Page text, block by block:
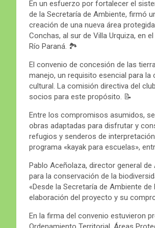
En un esfuerzo por fortalecer el
de la Secretaría de Ambiente, firmó
creación de una nueva área
Conchas, al sur de Villa Urquiza, en
Río Paraná. 🏞️
El convenio de concesión de las
manejo, un requisito esencial para
cultural. La comisión directiva del
socios para este propósito. 📝
Entre los compromisos asumidos,
obras adaptadas para disfrutar y
refugios y senderos de
programa «kayak para escuelas»,
Pablo Aceñolaza, director general
para la conservación de la
«Desde la Secretaría de Ambiente
elaboración del proyecto y su
En la firma del convenio estuvieron